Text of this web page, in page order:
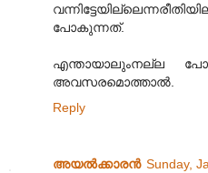
പോകുന്നത്‌.
എന്തായാലുംനല്ല
അവസരമൊത്താല്‍.
Reply
അയല്‍ക്കാരന്‍ Sunday,